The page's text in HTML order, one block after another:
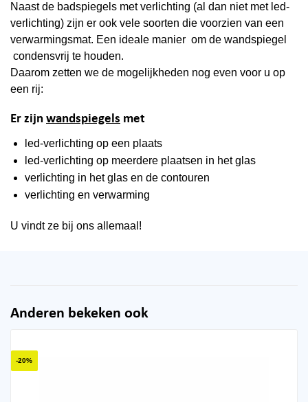
Naast de badspiegels met verlichting (al dan niet met led-
verlichting) zijn er ook vele soorten die voorzien van een
verwarmingsmat. Een ideale manier om de wandspiegel
condensvrij te houden.
Daarom zetten we de mogelijkheden nog even voor u op
een rij:
Er zijn wandspiegels met
led-verlichting op een plaats
led-verlichting op meerdere plaatsen in het glas
verlichting in het glas en de contouren
verlichting en verwarming
U vindt ze bij ons allemaal!
Anderen bekeken ook
-20%